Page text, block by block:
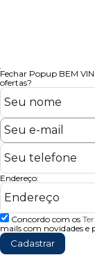
Fechar Popup BEM
ofertas?
Endereço:
Concordo com os
mails com novidades e
Cadastrar